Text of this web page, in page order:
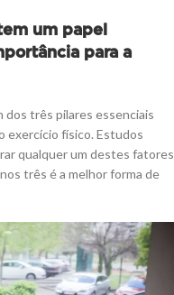
um papel
para a
dos três pilares essenciais
exercício físico. Estudos
qualquer um destes fatores
três é a melhor forma de